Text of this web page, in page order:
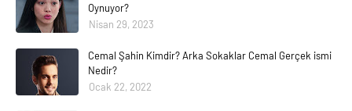
Oynuyor?
Nisan 29, 2023
Cemal Şahin Kimdir? Arka Sokaklar Cemal Gerçek ismi
Nedir?
Ocak 22, 2022